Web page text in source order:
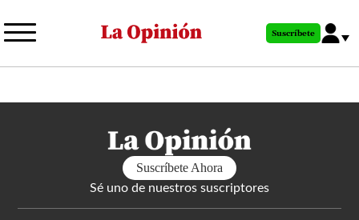
al
principal
Suscríbete
Suscríbete Ahora
Sé uno de nuestros suscriptores